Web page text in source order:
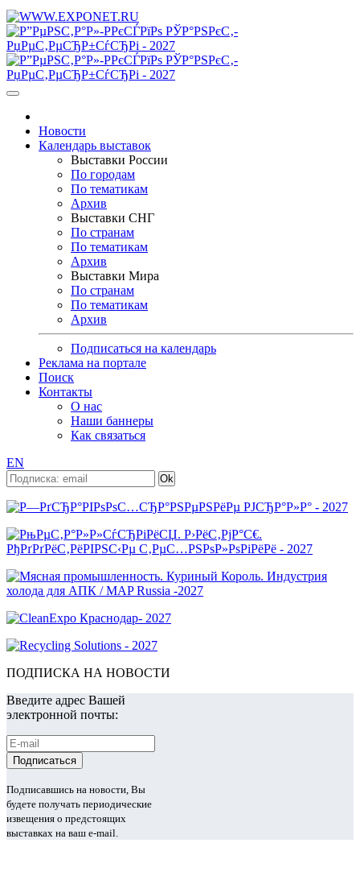
Новости
Календарь выставок
Выставки России
По городам
По тематикам
Архив
Выставки СНГ
По странам
По тематикам
Архив
Выставки Мира
По странам
По тематикам
Архив
Подписаться на календарь
Реклама на портале
Поиск
Контакты
О нас
Наши баннеры
Как связаться
EN
ПОДПИСКА НА НОВОСТИ
Введите адрес Вашей
электронной почты:
Подписавшись на новости, Вы
будете получать периодические
извещения о предстоящих
выставках на ваш e-mail.